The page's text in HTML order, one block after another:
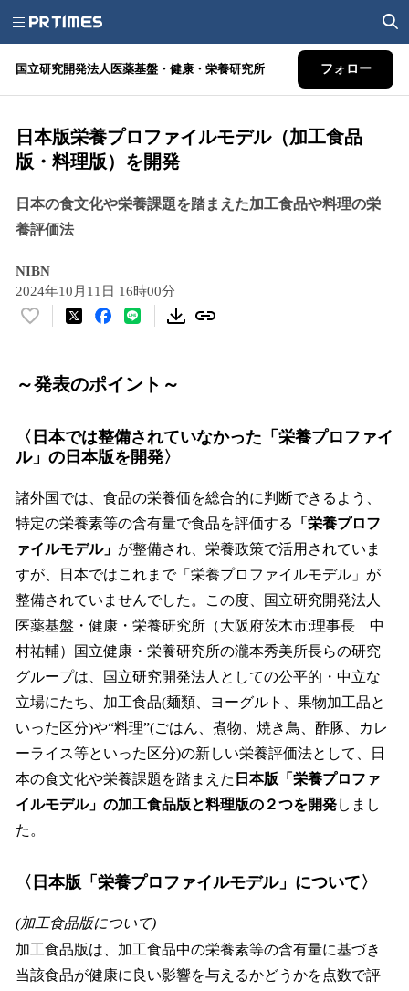
国立研究開発法人医薬基盤・健康・栄養研究所 フォロー
日本版栄養プロファイルモデル（加工食品
版・料理版）を開発
日本の食文化や栄養課題を踏まえた加工食品や料理の栄
養評価法
NIBN
2024年10月11日 16時00分
い
！
読
み
み
中
で
す
～発表のポイント～
〈日本では整備されていなかった「栄養プロファイ
ル」の日本版を開発〉
諸外国では、食品の栄養価を総合的に判断できるよう、
特定の栄養素等の含有量で食品を評価する
「栄養プロフ
ァイルモデル」 が整備され、栄養政策で活用されていま
すが、日本ではこれまで「栄養プロファイルモデル」が
整備されていませんでした。この度、国立研究開発法人
医薬基盤・健康・栄養研究所（大阪府茨木市:理事長 中
村祐輔）国立健康・栄養研究所の瀧本秀美所長らの研究
グループは、国立研究開発法人としての公平的・中立な
立場にたち、加工食品(麺類、ヨーグルト、果物加工品と
いった区分)や“料理”(ごはん、煮物、焼き鳥、酢豚、カレ
ーライス等といった区分)の新しい栄養評価法として、日
本の食文化や栄養課題を踏まえた 日本版「栄養プロファ
イルモデル」の加工食品版と料理版の２つを開発しまし
た。
〈日本版「栄養プロファイルモデル」について〉
(加工食品版について)
加工食品版は、加工食品中の栄養素等の含有量に基づき
当該食品が健康に良い影響を与えるかどうかを点数で評